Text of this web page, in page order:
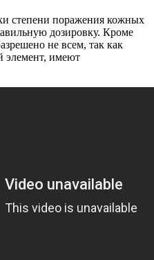
степени поражения кожных
дозировку. Кроме
не всем, так как
элемент, имеют